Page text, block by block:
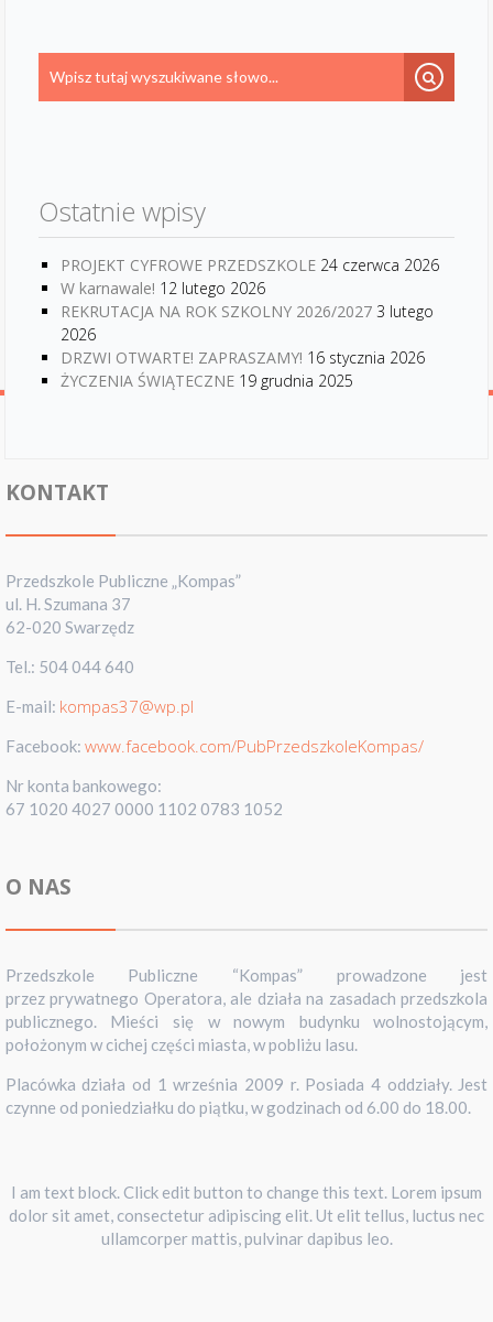
Ostatnie wpisy
PROJEKT CYFROWE PRZEDSZKOLE 24 czerwca 2026
W karnawale! 12 lutego 2026
REKRUTACJA NA ROK SZKOLNY 2026/2027 3 lutego
2026
DRZWI OTWARTE! ZAPRASZAMY! 16 stycznia 2026
ŻYCZENIA ŚWIĄTECZNE 19 grudnia 2025
KONTAKT
Przedszkole Publiczne „Kompas”
ul. H. Szumana 37
62-020 Swarzędz
Tel.: 504 044 640
E-mail: kompas37@wp.pl
Facebook: www.facebook.com/PubPrzedszkoleKompas/
Nr konta bankowego:
67 1020 4027 0000 1102 0783 1052
O NAS
Przedszkole Publiczne “Kompas” prowadzone jest
przez prywatnego Operatora, ale działa na zasadach przedszkola
publicznego. Mieści się w nowym budynku wolnostojącym,
położonym w cichej części miasta, w pobliżu lasu.
Placówka działa od 1 września 2009 r. Posiada 4 oddziały. Jest
czynne od poniedziałku do piątku, w godzinach od 6.00 do 18.00.
I am text block. Click edit button to change this text. Lorem ipsum
dolor sit amet, consectetur adipiscing elit. Ut elit tellus, luctus nec
ullamcorper mattis, pulvinar dapibus leo.